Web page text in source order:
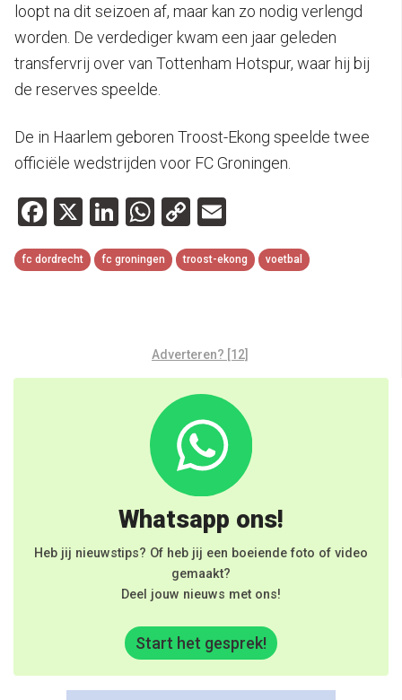
loopt na dit seizoen af, maar kan zo nodig verlengd
worden. De verdediger kwam een jaar geleden
transfervrij over van Tottenham Hotspur, waar hij bij
de reserves speelde.
De in Haarlem geboren Troost-Ekong speelde twee
officiële wedstrijden voor FC Groningen.
Facebook
X LinkedIn
WhatsApp
Copy
Link
fc dordrecht fc groningen troost-ekong voetbal
Adverteren? [12]
Whatsapp ons!
Heb jij nieuwstips? Of heb jij een boeiende foto of video
gemaakt?
Deel jouw nieuws met ons!
Start het gesprek!